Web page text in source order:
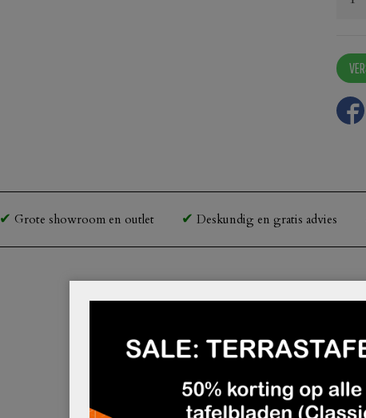
Grote showroom en outlet Deskundig en gratis advies